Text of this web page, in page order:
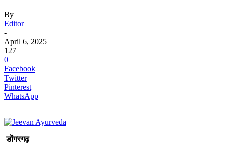
By
Editor
-
April 6, 2025
127
0
Facebook
Twitter
Pinterest
WhatsApp
डोंगरगढ़